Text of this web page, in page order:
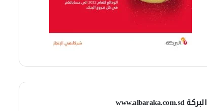
البركة www.albaraka.com.sd